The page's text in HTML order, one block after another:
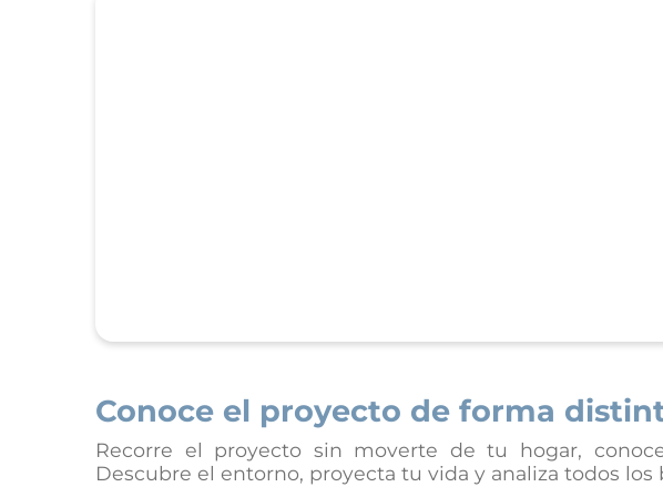
Conoce el proyecto de forma
Recorre el proyecto sin moverte de tu hogar,
Descubre el entorno, proyecta tu vida y analiza todos los